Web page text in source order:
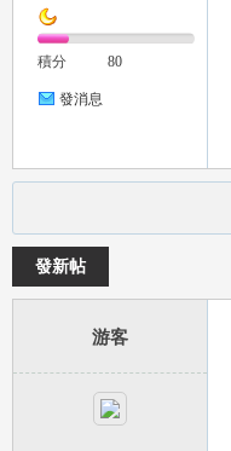
積分 80
發消息
發新帖
游客